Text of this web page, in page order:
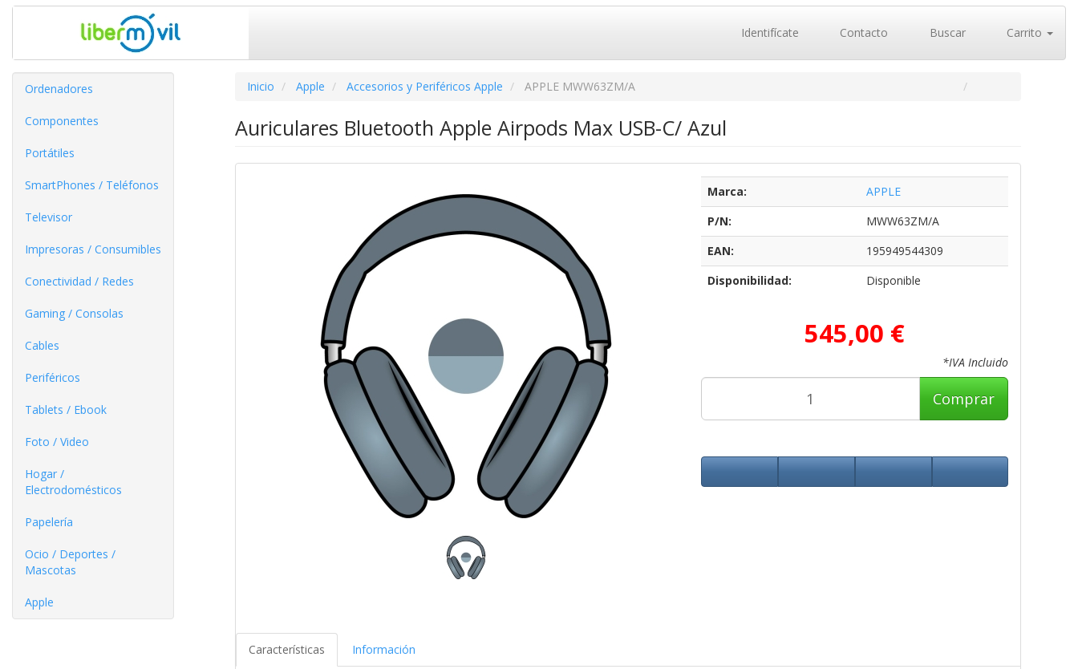
Identifícate Contacto Buscar Carrito
Ordenadores
Componentes
Portátiles
SmartPhones / Teléfonos
Televisor
Impresoras / Consumibles
Conectividad / Redes
Gaming / Consolas
Cables
Periféricos
Tablets / Ebook
Foto / Video
Hogar /
Electrodomésticos
Papelería
Ocio / Deportes /
Mascotas
Apple
Inicio Apple Accesorios y Periféricos Apple APPLE MWW63ZM/A
Auriculares Bluetooth Apple Airpods Max USB-C/ Azul
Marca:
APPLE
P/N:
MWW63ZM/A
EAN:
195949544309
Disponibilidad:
Disponible
545,00 €
*IVA Incluido
Comprar
Características Información